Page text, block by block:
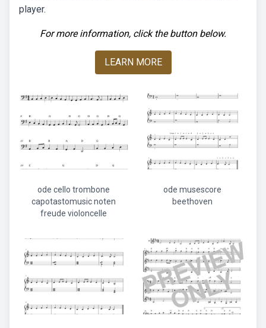
player.
For more information, click the button below.
LEARN MORE
ode cello trombone
capotastomusic noten
freude violoncelle
ode musescore
beethoven